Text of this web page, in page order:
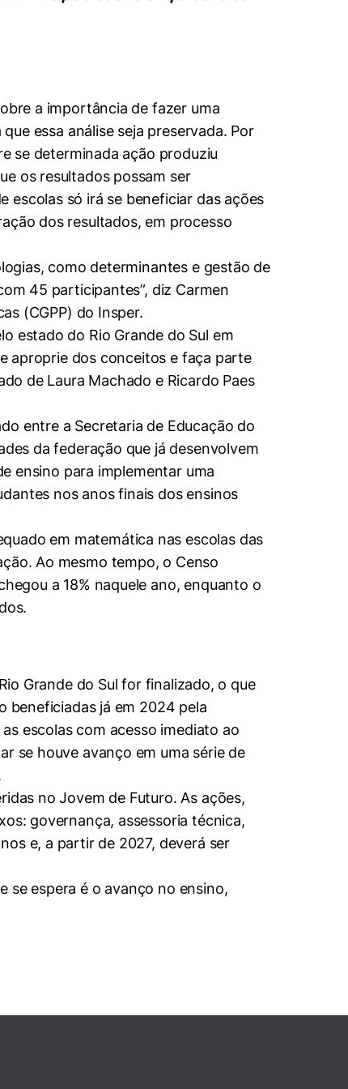
a importância de fazer uma
essa análise seja preservada. Por
se determinada ação produziu
os resultados possam ser
escolas só irá se beneficiar das ações
dos resultados, em processo
como determinantes e gestão de
45 participantes”, diz Carmen
(CGPP) do Insper.
estado do Rio Grande do Sul em
aproprie dos conceitos e faça parte
de Laura Machado e Ricardo Paes
entre a Secretaria de Educação do
da federação que já desenvolvem
ensino para implementar uma
nos anos finais dos ensinos
em matemática nas escolas das
Ao mesmo tempo, o Censo
a 18% naquele ano, enquanto o
Grande do Sul for finalizado, o que
beneficiadas já em 2024 pela
escolas com acesso imediato ao
se houve avanço em uma série de
no Jovem de Futuro. As ações,
governança, assessoria técnica,
e, a partir de 2027, deverá ser
se espera é o avanço no ensino,